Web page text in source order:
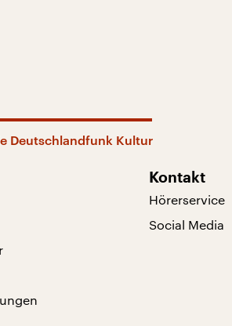
Deutschlandfunk Kultur
Kontakt
Hörerservice
Social Media